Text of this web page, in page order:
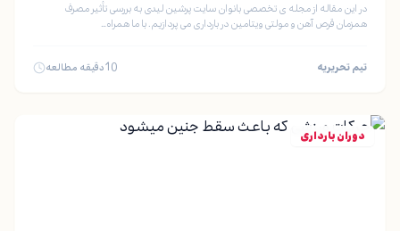
در این مقاله از مجله ی تخصصی بانوان سایت پرشین لیدی به بررسی تأثیر مصرف
همزمان قرص آهن و مولتی ویتامین در بارداری می پردازیم. با ما همراه…
تیم تحریریه 10دقیقه مطالعه
دوران بارداری